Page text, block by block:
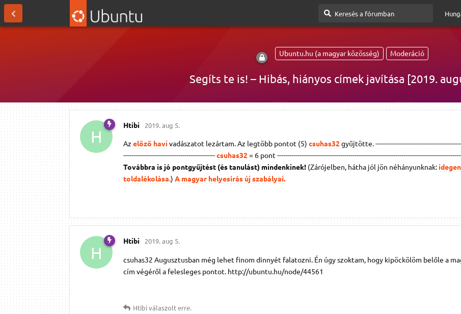
Ubuntu.hu (a magyar közösség) Moderáció
Segíts te is! – Hibás, hiányos címek javítása [2019.
H
Htibi 2019. aug 5.
Az előző havivadászatot lezártam. Az legtöbb pontot (5) csuhas32gyűjtötte.
---------------------------------------------csuhas32= 6 pont
Továbbra is jó pontgyűjtést (és tanulást) mindenkinek! (Zárójelben, hátha jól jön néhányunknak:
toldalékolása.) A magyar helyesírás új szabályai.
H
Htibi 2019. aug 5.
csuhas32 Augusztusban még lehet finom dinnyét falatozni. Én úgy szoktam, hogy kipöckölöm belőle a
cím végéről a felesleges pontot. http://ubuntu.hu/node/44561
Htibiválaszolt erre.